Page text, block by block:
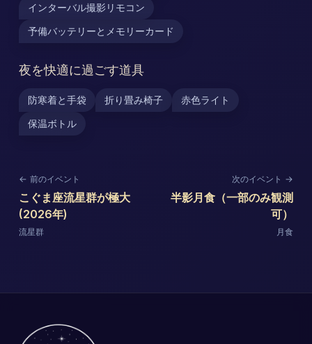
インターバル撮影リモコン
予備バッテリーとメモリーカード
夜を快適に過ごす道具
防寒着と手袋 折り畳み椅子
赤色ライト
保温ボトル
← 前のイベント
こぐま座流星群が極大
(2026年)
流星群
次のイベント →
半影月食（一部のみ観測
可）
月食